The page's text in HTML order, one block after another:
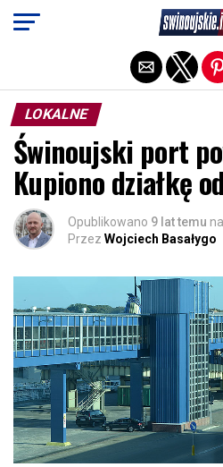
LOKALNE
Świnoujski port
Kupiono działkę
Opublikowano 9 lat temu na
Przez Wojciech Basałygo
Exit mobile